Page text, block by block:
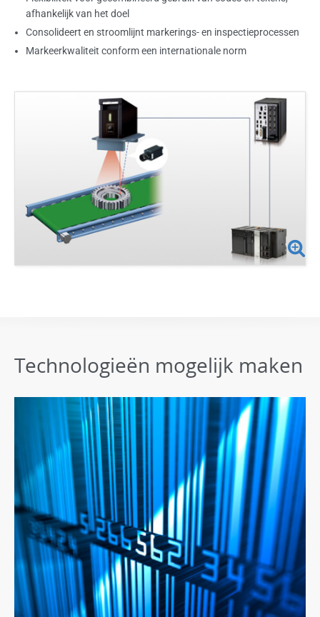
afhankelijk van het doel
Consolideert en stroomlijnt markerings- en inspectieprocessen
Markeerkwaliteit conform een internationale norm
Technologieën mogelijk maken